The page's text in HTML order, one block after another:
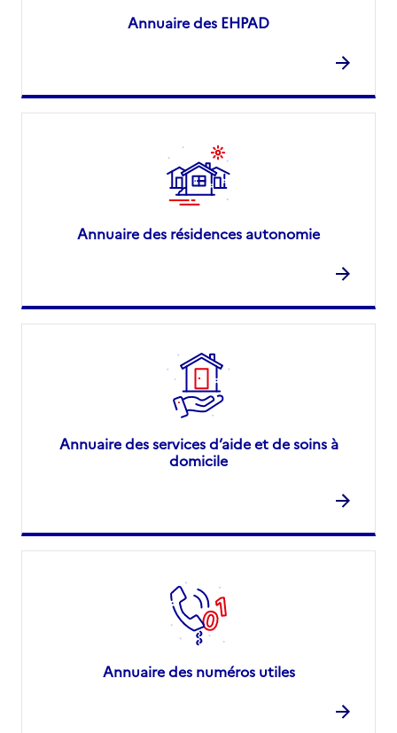
Annuaire des EHPAD
Annuaire des résidences autonomie
Annuaire des services d’aide et de soins à
domicile
Annuaire des numéros utiles